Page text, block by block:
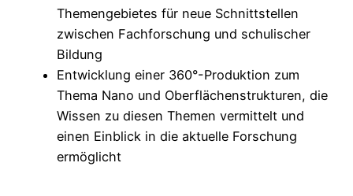
Themengebietes für neue Schnittstellen
zwischen Fachforschung und schulischer
Bildung
Entwicklung einer 360°-Produktion zum
Thema Nano und Oberflächenstrukturen, die
Wissen zu diesen Themen vermittelt und
einen Einblick in die aktuelle Forschung
ermöglicht